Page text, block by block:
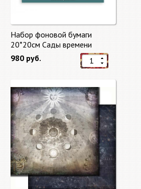
Набор фоновой бумаги
20*20см Сады времени
(Gardens of Time) 10 листов +
бонус от Stamperia
980 руб.